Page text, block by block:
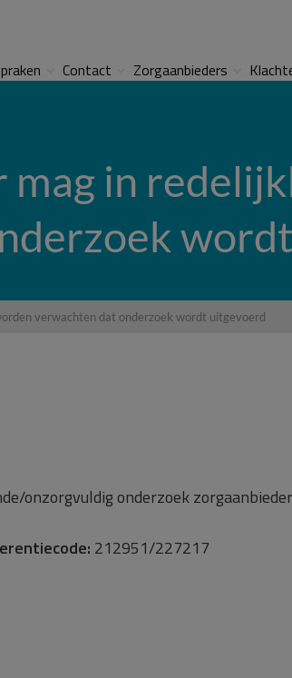
Contact Zorgaanbieders
mag in
verwachten dat onderzoek wordt uitgevoerd
onzorgvuldig onderzoek
212951/227217